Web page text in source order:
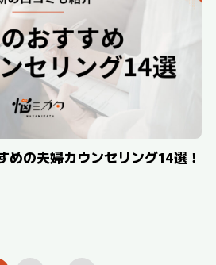
めの夫婦カウンセリング14選！